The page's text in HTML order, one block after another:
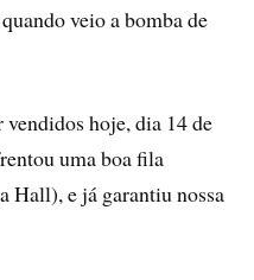
veio a bomba de
vendidos hoje, dia 14 de
uma boa fila
Hall), e já garantiu nossa